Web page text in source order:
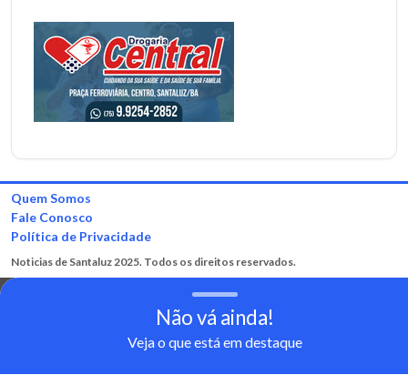
Quem Somos
Fale Conosco
Política de Privacidade
Noticias de Santaluz 2025. Todos os direitos reservados.
Não vá ainda!
Veja o que está em destaque